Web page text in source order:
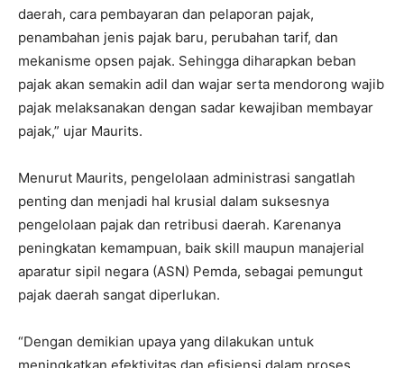
daerah, cara pembayaran dan pelaporan pajak,
penambahan jenis pajak baru, perubahan tarif, dan
mekanisme opsen pajak. Sehingga diharapkan beban
pajak akan semakin adil dan wajar serta mendorong wajib
pajak melaksanakan dengan sadar kewajiban membayar
pajak,” ujar Maurits.
Menurut Maurits, pengelolaan administrasi sangatlah
penting dan menjadi hal krusial dalam suksesnya
pengelolaan pajak dan retribusi daerah. Karenanya
peningkatan kemampuan, baik skill maupun manajerial
aparatur sipil negara (ASN) Pemda, sebagai pemungut
pajak daerah sangat diperlukan.
“Dengan demikian upaya yang dilakukan untuk